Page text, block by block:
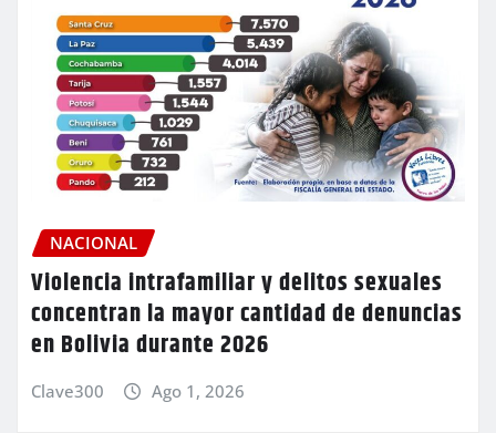
NACIONAL
Violencia intrafamiliar y delitos sexuales
concentran la mayor cantidad de denuncias
en Bolivia durante 2026
Clave300 Ago 1, 2026